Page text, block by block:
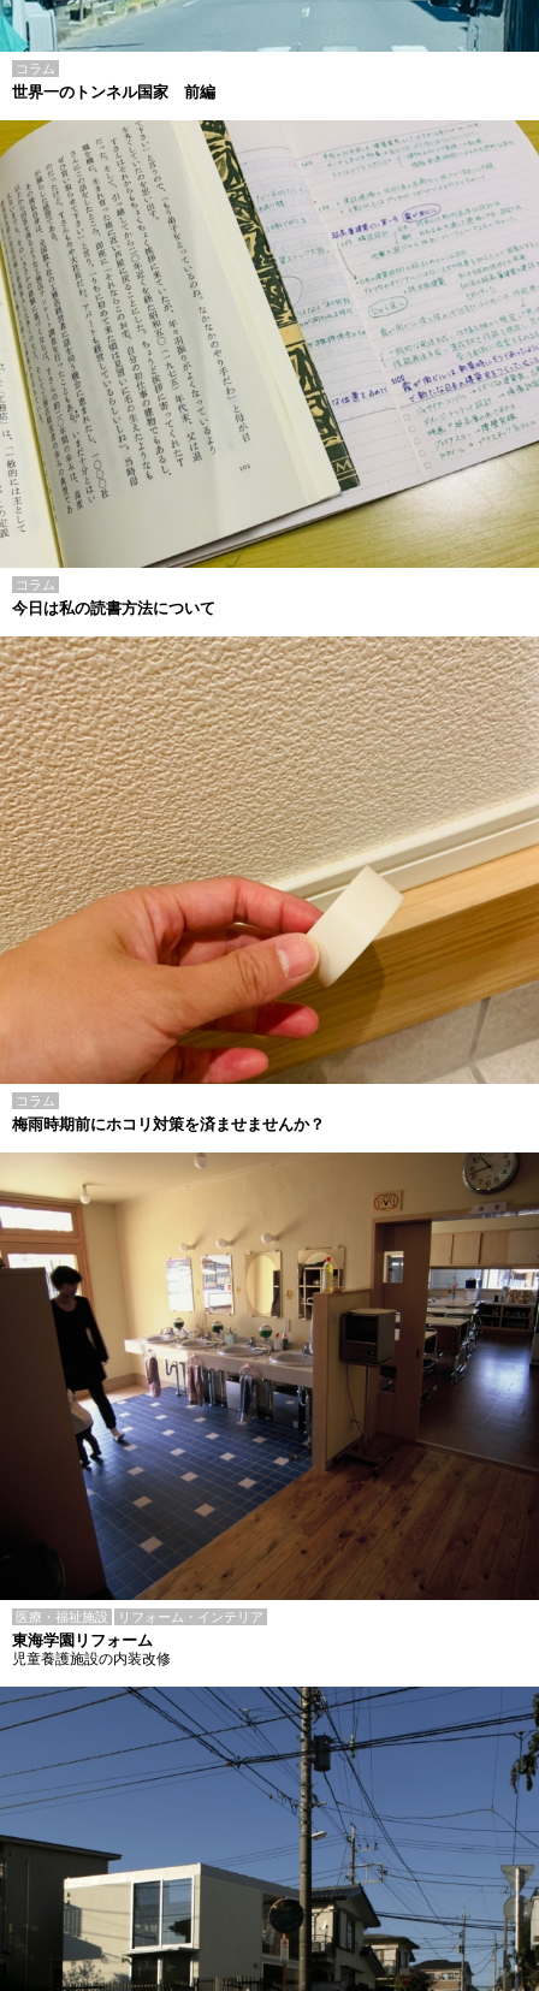
コラム
世界一のトンネル国家 前編
コラム
今日は私の読書方法について
コラム
梅雨時期前にホコリ対策を済ませませんか？
医療・福祉施設 リフォーム・インテリア
東海学園リフォーム
児童養護施設の内装改修